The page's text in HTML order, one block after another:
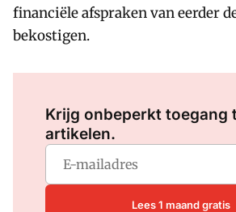
financiële afspraken van eerder
bekostigen.
Krijg onbeperkt toegang
artikelen.
Lees 1 maand gratis